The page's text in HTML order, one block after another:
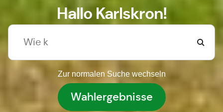
Hallo Karlskron!
Zur normalen Suche wechseln
Wahlergebnisse